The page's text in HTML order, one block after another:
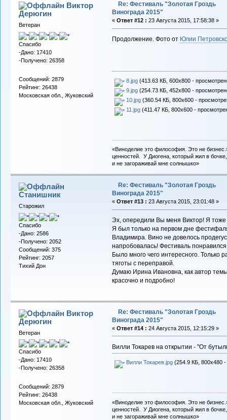
Виктор
Дерюгин
Ветеран
Спасибо
-Дано: 17410
-Получено: 26358
Сообщений: 2879
Рейтинг: 26438
Московская обл., Жуковский
Re: Фестиваль "Золотая Гроздь
Винограда 2015"
« Ответ #12 : 23 Августа 2015, 17:58:38 »
Продолжение. Фото от Юлии
8.jpg(413.63 КБ, 600x800 -
9.jpg(254.73 КБ, 452x800 -
10.jpg(360.54 КБ, 800x600 -
11.jpg(411.47 КБ, 800x600 -
«Виноделие это философия. Это не
ценностей. У Диогена, который жил в
и не загораживай мне солнышко»
Станишник
Старожил
Спасибо
-Дано: 2586
-Получено: 2052
Сообщений: 375
Рейтинг: 2057
Тихий Дон
Re: Фестиваль "Золотая Гроздь
Винограда 2015"
« Ответ #13 : 23 Августа 2015, 23:01:48 »
Эх, опередили Вы меня Виктор! Я тоже
Я был только на первом дне
Владимира. Вино не довелось
напробовалась! Фестиваль
Было много чего интересного. Только
тяготы с переправой.
Думаю Ирина Ивановна, как автор
красочно и подробно!
Виктор
Дерюгин
Ветеран
Спасибо
-Дано: 17410
-Получено: 26358
Сообщений: 2879
Рейтинг: 26438
Московская обл., Жуковский
Re: Фестиваль "Золотая Гроздь
Винограда 2015"
« Ответ #14 : 24 Августа 2015, 12:15:29 »
Вилли Токарев на открытии - "От
Вилли Токарев.jpg(254.9 КБ, 800x480 -
«Виноделие это философия. Это не
ценностей. У Диогена, который жил в
и не загораживай мне солнышко»